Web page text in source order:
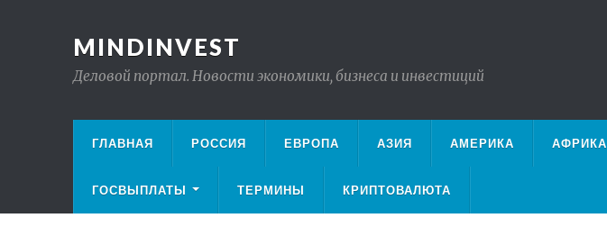
MINDINVEST
Деловой портал. Новости экономики, бизнеса и инвестиций
ГЛАВНАЯ РОССИЯ ЕВРОПА АЗИЯ АМЕРИКА АФРИКА
ГОСВЫПЛАТЫ ТЕРМИНЫ КРИПТОВАЛЮТА